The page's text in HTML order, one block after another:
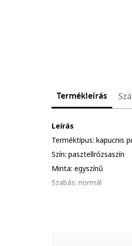
Termékleírás
Leírás
Terméktípus: kapucnis
Szín: pasztellrózsaszín
Minta: egyszínű
Szabás: normál